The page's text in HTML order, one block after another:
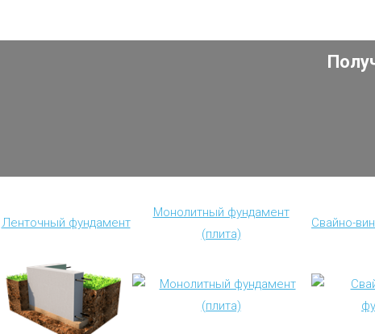
Ленточный фундамент
Монолитный фундамент
(плита)
Свайно-